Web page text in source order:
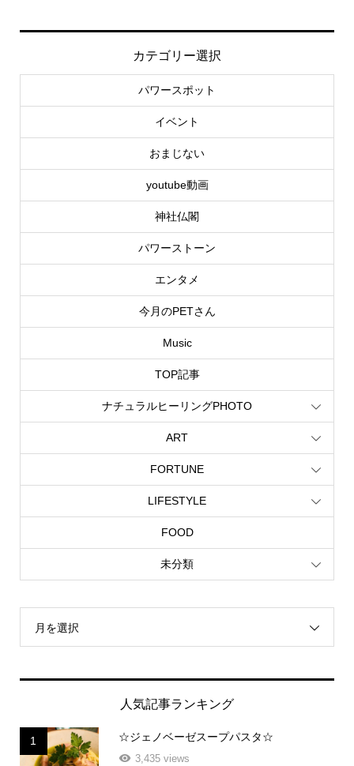
カテゴリー選択
パワースポット
イベント
おまじない
youtube動画
神社仏閣
パワーストーン
エンタメ
今月のPETさん
Music
TOP記事
ナチュラルヒーリングPHOTO
ART
FORTUNE
LIFESTYLE
FOOD
未分類
月を選択
人気記事ランキング
1 ☆ジェノベーゼスープパスタ☆
3,435 views